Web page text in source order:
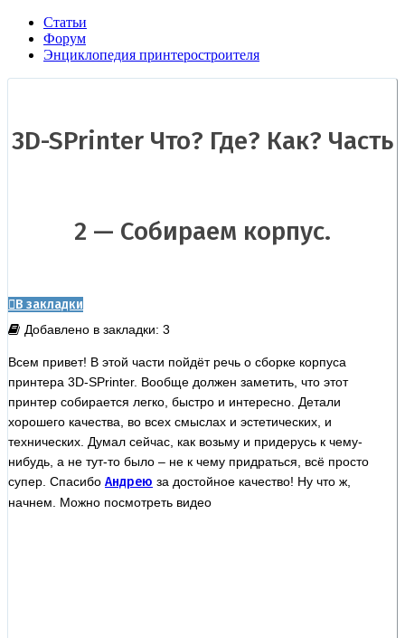
Статьи
Форум
Энциклопедия принтеростроителя
3D-SPrinter Что? Где? Как? Часть
2 — Собираем корпус.
В закладки
Добавлено в закладки: 3
Всем привет! В этой части пойдёт речь о сборке корпуса
принтера 3D-SPrinter. Вообще должен заметить, что этот
принтер собирается легко, быстро и интересно. Детали
хорошего качества, во всех смыслах и эстетических, и
технических. Думал сейчас, как возьму и придерусь к чему-
нибудь, а не тут-то было – не к чему придраться, всё просто
супер. Спасибо Андрею за достойное качество! Ну что ж,
начнем. Можно посмотреть видео